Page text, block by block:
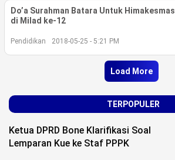
Do’a Surahman Batara Untuk Himakesmas
di Milad ke-12
Pendidikan 2018-05-25 - 5:21 PM
Load More
TERPOPULER
Ketua DPRD Bone Klarifikasi Soal
Lemparan Kue ke Staf PPPK